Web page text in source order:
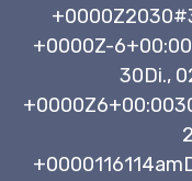
+0000Z-
30Di.,